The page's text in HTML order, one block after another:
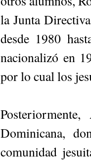
la Junta
desde 1980
nacionalizó en
por lo cual los
Dominicana,
comunidad